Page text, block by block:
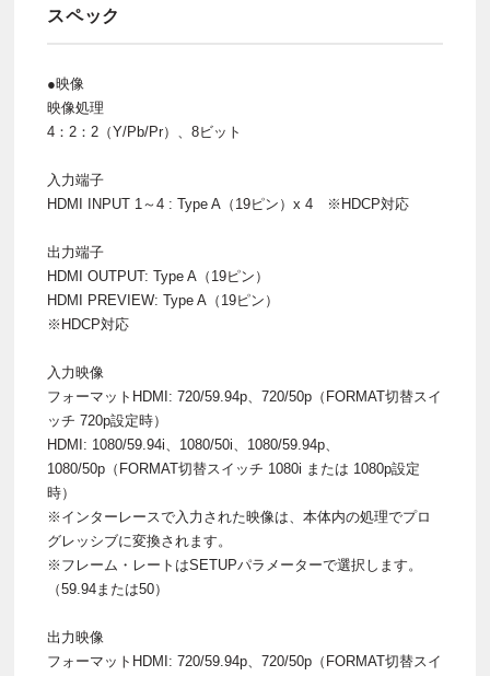
スペック
●映像
映像処理
4：2：2（Y/Pb/Pr）、8ビット
入力端子
HDMI INPUT 1～4 : Type A（19ピン）x 4 ※HDCP対応
出力端子
HDMI OUTPUT: Type A（19ピン）
HDMI PREVIEW: Type A（19ピン）
※HDCP対応
入力映像
フォーマットHDMI: 720/59.94p、720/50p（FORMAT切替スイ
ッチ 720p設定時）
HDMI: 1080/59.94i、1080/50i、1080/59.94p、
1080/50p（FORMAT切替スイッチ 1080i または 1080p設定
時）
※インターレースで入力された映像は、本体内の処理でプロ
グレッシブに変換されます。
※フレーム・レートはSETUPパラメーターで選択します。
（59.94または50）
出力映像
フォーマットHDMI: 720/59.94p、720/50p（FORMAT切替スイ